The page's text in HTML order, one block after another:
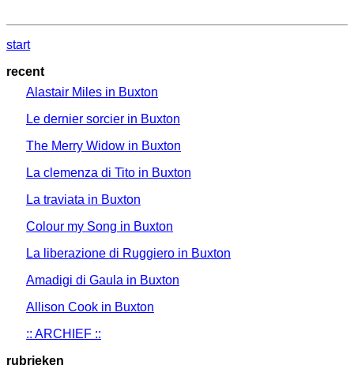
start
recent
Alastair Miles in Buxton
Le dernier sorcier in Buxton
The Merry Widow in Buxton
La clemenza di Tito in Buxton
La traviata in Buxton
Colour my Song in Buxton
La liberazione di Ruggiero in Buxton
Amadigi di Gaula in Buxton
Allison Cook in Buxton
:: ARCHIEF ::
rubrieken